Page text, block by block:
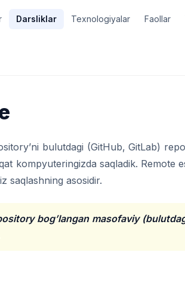
Darsliklar Texnologiyalar Faollar
bulutdagi (GitHub, GitLab)
kompyuteringizda saqladik.
saqlashning asosidir.
bog’langan masofaviy